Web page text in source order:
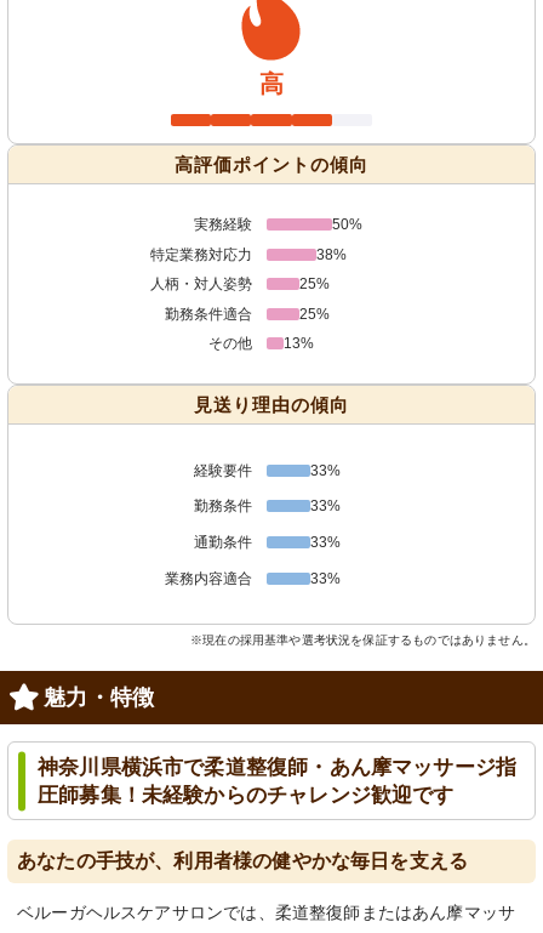
高
高評価ポイントの傾向
実務経験
50%
特定業務対応力
38%
人柄・対人姿勢
25%
勤務条件適合
25%
その他
13%
見送り理由の傾向
経験要件 33%
勤務条件 33%
通勤条件 33%
業務内容適合 33%
※現在の採用基準や選考状況を保証するものではありません。
魅力・特徴
神奈川県横浜市で柔道整復師・あん摩マッサージ指
圧師募集！未経験からのチャレンジ歓迎です
あなたの手技が、利用者様の健やかな毎日を支える
ベルーガヘルスケアサロンでは、柔道整復師またはあん摩マッサ